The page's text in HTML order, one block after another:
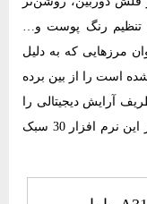
رنگ پوست و…
مرزهایی که به دلیل
است را از بین برده
آرایش دیجیتالی را
به تصویر اضافه کرد. لازم به ذکر است که در این نرم‌ افزار 30 سبک